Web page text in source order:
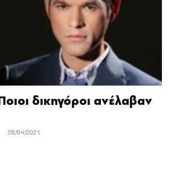
δικηγόροι ανέλαβαν
- 28/04/2021